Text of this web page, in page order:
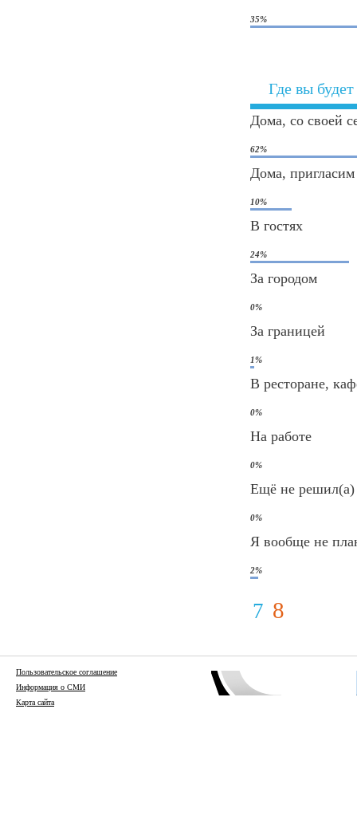
35%
Где вы
Дома, со своей
62%
Дома, пригласим
10%
В гостях
24%
За городом
0%
За границей
1%
В ресторане,
0%
На работе
0%
Ещё не решил(а)
0%
Я вообще не
2%
7 8
Пользовательское соглашение
Информация о СМИ
Карта сайта